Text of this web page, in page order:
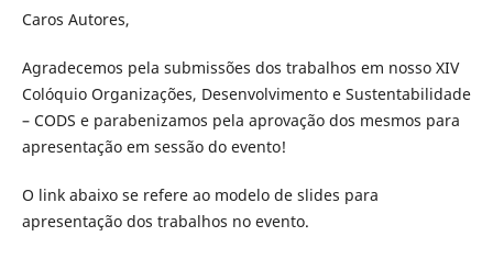
Caros Autores,
Agradecemos pela submissões dos trabalhos em nosso XIV
Colóquio Organizações, Desenvolvimento e Sustentabilidade
– CODS e parabenizamos pela aprovação dos mesmos para
apresentação em sessão do evento!
O link abaixo se refere ao modelo de slides para
apresentação dos trabalhos no evento.